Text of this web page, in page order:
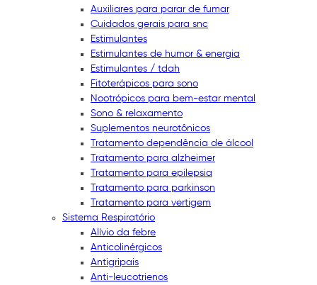
Auxiliares para parar de fumar
Cuidados gerais para snc
Estimulantes
Estimulantes de humor & energia
Estimulantes / tdah
Fitoterápicos para sono
Nootrópicos para bem-estar mental
Sono & relaxamento
Suplementos neurotônicos
Tratamento dependência de álcool
Tratamento para alzheimer
Tratamento para epilepsia
Tratamento para parkinson
Tratamento para vertigem
Sistema Respiratório
Alívio da febre
Anticolinérgicos
Antigripais
Anti-leucotrienos